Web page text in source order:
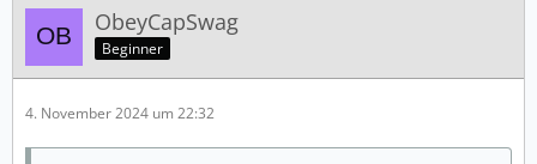
ObeyCapSwag
Beginner
4. November 2024 um 22:32